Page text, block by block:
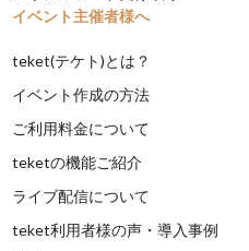
イベント主催者様へ
teket(テケト)とは？
イベント作成の方法
ご利用料金について
teketの機能ご紹介
ライブ配信について
teket利用者様の声・導入事例